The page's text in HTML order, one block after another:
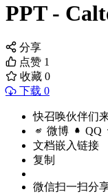
PPT -
分享
点赞 1
收藏 0
下载 0
快召唤伙伴们
微博 QQ
文档嵌入链接
复制
微信扫一扫分